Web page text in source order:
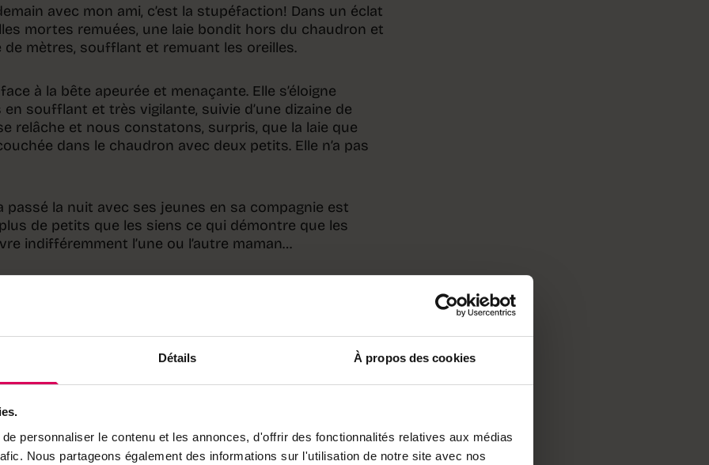
Détails À propos des cookies
personnaliser le contenu et les annonces, d'offrir des fonctionnalités relatives aux médias
Nous partageons également des informations sur l'utilisation de notre site avec nos
avec mon ami, c’est la stupéfaction! Dans un éclat
mortes remuées, une laie bondit hors du chaudron et
de mètres, soufflant et remuant les oreilles.
à la bête apeurée et menaçante. Elle s’éloigne
soufflant et très vigilante, suivie d’une dizaine de
relâche et nous constatons, surpris, que la laie que
dans le chaudron avec deux petits. Elle n’a pas
passé la nuit avec ses jeunes en sa compagnie est
de petits que les siens ce qui démontre que les
indifféremment l’une ou l’autre maman…
une flaque proche, talonnée par les deux porcelets.
tard sur le flanc pour laisser les marcassins téter
repus, sous le doux soleil printanier.